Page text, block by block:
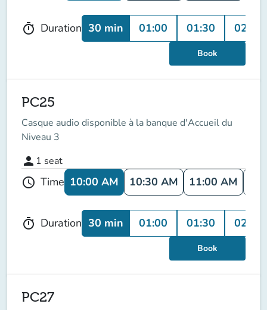
timer Duration 30 min 01:00 01:30 02:00
Book
PC25
Casque audio disponible à la banque d'Accueil du
Niveau 3
person 1 seat
schedule Time 10:00 AM 10:30 AM 11:00 AM
timer Duration 30 min 01:00 01:30 02:00
Book
PC27